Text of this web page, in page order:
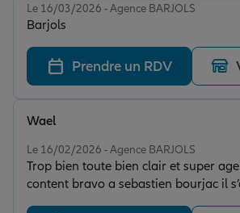
Le 16/03/2026 - Agence BARJOLS
Barjols
Prendre un RDV
Le 16/02/2026 - Agence BARJOLS
Trop bien toute bien clair et super
content bravo a sebastien bourjac il
contrats très rapidement sans faute
Wael